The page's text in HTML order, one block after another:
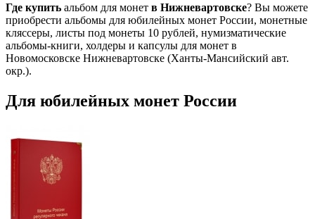
Где купить альбом для монет в Нижневартовске? Вы можете
приобрести альбомы для юбилейных монет России, монетные
кляссеры, листы под монеты 10 рублей, нумизматические
альбомы-книги, холдеры и капсулы для монет в
Новомосковске Нижневартовске (Ханты-Мансийский авт.
окр.).
Для юбилейных монет России